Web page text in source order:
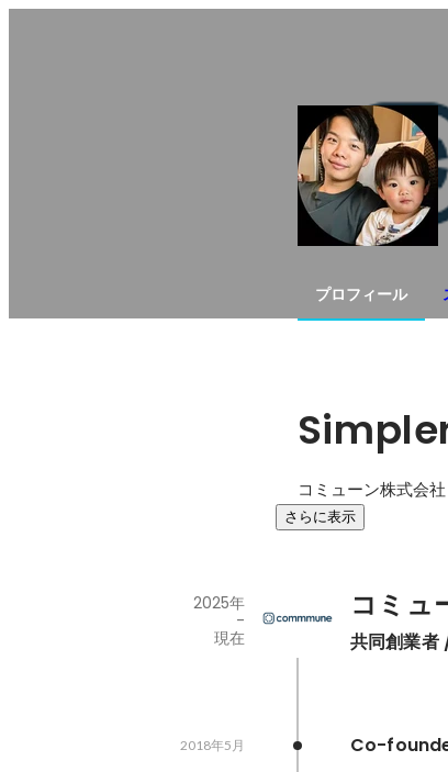
プロフィール
コミューン株式会
さらに表示
コミュ
共同創業者
2025年
-
現在
Co-
2018年5月